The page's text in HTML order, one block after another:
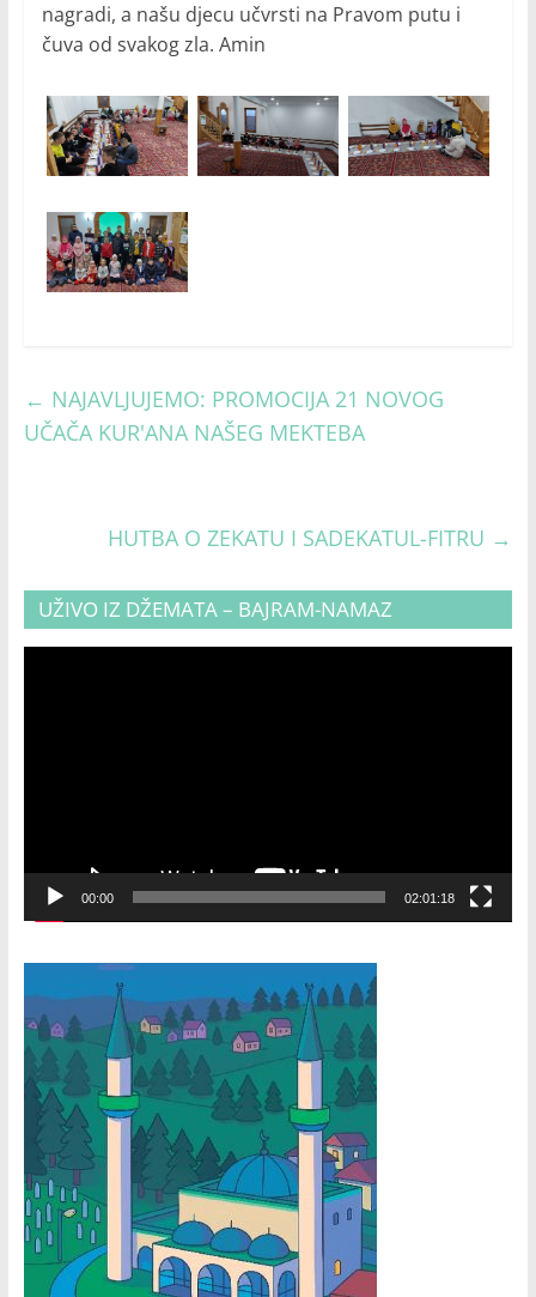
nagradi, a našu djecu učvrsti na Pravom putu i
čuva od svakog zla. Amin
← NAJAVLJUJEMO: PROMOCIJA 21 NOVOG
UČAČA KUR'ANA NAŠEG MEKTEBA
HUTBA O ZEKATU I SADEKATUL-FITRU →
UŽIVO IZ DŽEMATA – BAJRAM-NAMAZ
00:00 02:01:18